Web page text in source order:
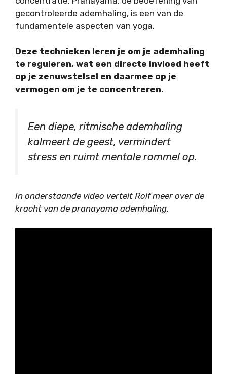
gecontroleerde ademhaling, is een van de
fundamentele aspecten van yoga.
Deze technieken leren je om je ademhaling
te reguleren, wat een directe invloed heeft
op je zenuwstelsel en daarmee op je
vermogen om je te concentreren.
Een diepe, ritmische ademhaling
kalmeert de geest, vermindert
stress en ruimt mentale rommel op.
In onderstaande video vertelt Rolf meer over de
kracht van de pranayama ademhaling.